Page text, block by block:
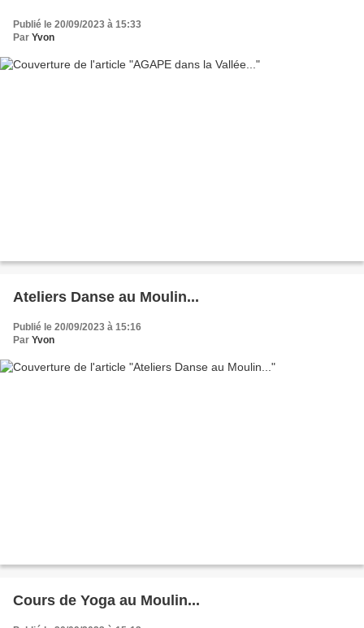
Publié le 20/09/2023 à 15:33
Par Yvon
Ateliers Danse au Moulin...
Publié le 20/09/2023 à 15:16
Par Yvon
Cours de Yoga au Moulin...